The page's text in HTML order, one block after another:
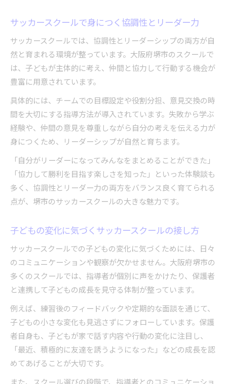
サッカースクールで身につく協調性とリーダー力
サッカースクールでは、協調性とリーダーシップの両方が自
然と育まれる環境が整っています。大阪府堺市のスクールで
は、子どもが主体的に考え、仲間と協力して行動する機会が
豊富に用意されています。
具体的には、チームでの目標設定や役割分担、意見交換の時
間を大切にする指導方法が導入されています。失敗から学ぶ
経験や、仲間の意見を尊重しながら自分の考えを伝える力が
身につくため、リーダーシップが自然と育ちます。
「自分がリーダーになってみんなをまとめることができた」
「協力して勝利を目指す楽しさを知った」といった体験談も
多く、協調性とリーダー力の両方をバランス良く育てられる
点が、堺市のサッカースクールの大きな魅力です。
子どもの変化に気づくサッカースクールの接し方
サッカースクールでの子どもの変化に気づくためには、日々
のコミュニケーションや観察が欠かせません。大阪府堺市の
多くのスクールでは、指導者が個別に声をかけたり、保護者
と連携して子どもの成長を見守る体制が整っています。
例えば、練習後のフィードバックや定期的な面談を通じて、
子どもの小さな変化も見逃さずにフォローしています。保護
者自身も、子どもが家で話す内容や行動の変化に注目し、
「最近、積極的に友達を誘うようになった」などの成長を認
めてあげることが大切です。
また、スクール選びの段階で、指導者とのコミュニケーショ